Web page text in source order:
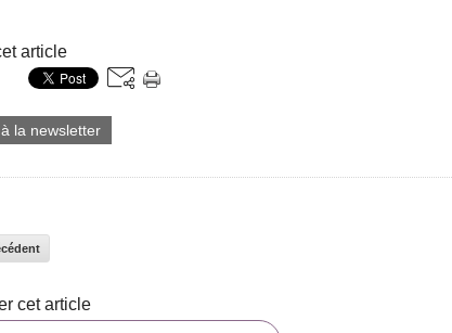
article
la newsletter
cet article